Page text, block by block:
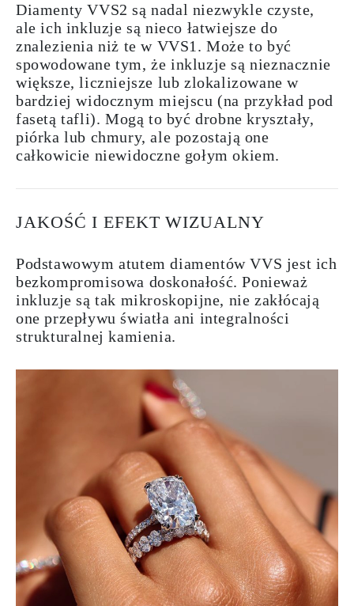
Diamenty VVS2 są nadal niezwykle czyste,
ale ich inkluzje są nieco łatwiejsze do
znalezienia niż te w VVS1. Może to być
spowodowane tym, że inkluzje są nieznacznie
większe, liczniejsze lub zlokalizowane w
bardziej widocznym miejscu (na przykład pod
fasetą tafli). Mogą to być drobne kryształy,
piórka lub chmury, ale pozostają one
całkowicie niewidoczne gołym okiem.
JAKOŚĆ I EFEKT WIZUALNY
Podstawowym atutem diamentów VVS jest ich
bezkompromisowa doskonałość. Ponieważ
inkluzje są tak mikroskopijne, nie zakłócają
one przepływu światła ani integralności
strukturalnej kamienia.